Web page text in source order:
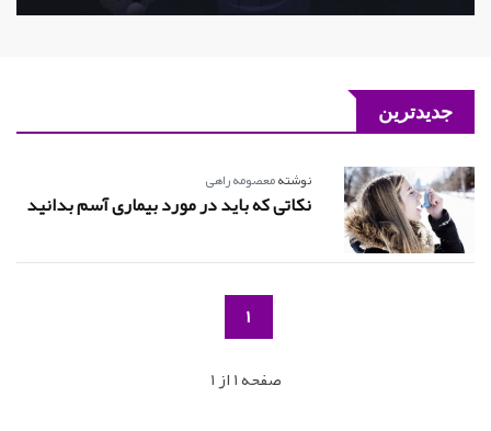
جدیدترین
نوشتهمعصومه راهی
نکاتی که باید در مورد بیماری آسم بدانید
1
صفحه 1 از 1